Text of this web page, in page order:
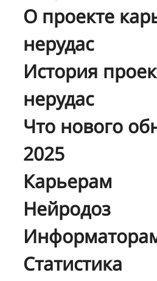
О проекте
нерудас
История
нерудас
Что нового
2025
Карьерам
Нейродоз
Статистика